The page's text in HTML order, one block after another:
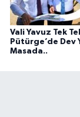
Vali Yavuz Tek
Pütürge’de Dev
Masada..